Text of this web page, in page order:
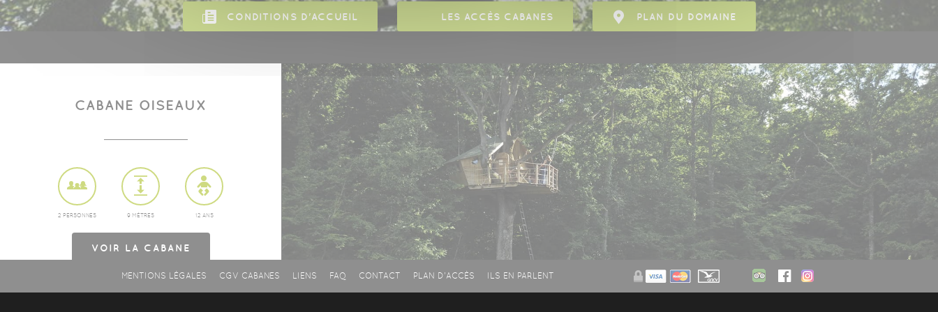
CONDITIONS D'ACCUEIL LES ACCÈS CABANES PLAN DU DOMAINE
CABANE OISEAUX
2 PERSONNES 9 MÈTRES 12 ANS
VOIR LA CABANE
MENTIONS LÉGALES CGV CABANES LIENS FAQ CONTACT PLAN D'ACCÈS ILS EN PARLENT